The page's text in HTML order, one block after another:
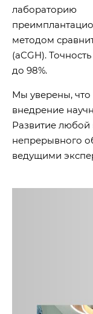
лабораторию
методом
(aCGH).
до 98%.
Мы уверены, что
внедрение
Развитие любой
непрерывного
ведущими